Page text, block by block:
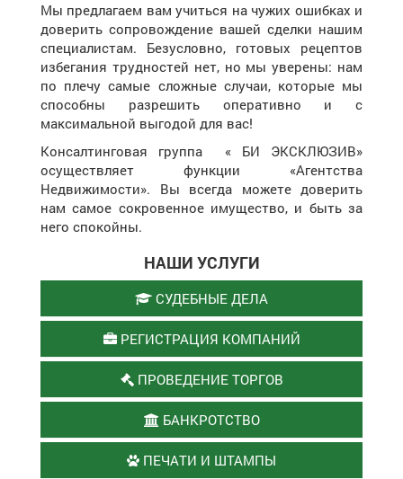
Мы предлагаем вам учиться на чужих ошибках и
доверить сопровождение вашей сделки нашим
специалистам. Безусловно, готовых рецептов
избегания трудностей нет, но мы уверены: нам
по плечу самые сложные случаи, которые мы
способны разрешить оперативно и с
максимальной выгодой для вас!
Консалтинговая группа « БИ ЭКСКЛЮЗИВ»
осуществляет функции «Агентства
Недвижимости». Вы всегда можете доверить
нам самое сокровенное имущество, и быть за
него спокойны.
НАШИ УСЛУГИ
СУДЕБНЫЕ ДЕЛА
РЕГИСТРАЦИЯ КОМПАНИЙ
ПРОВЕДЕНИЕ ТОРГОВ
БАНКРОТСТВО
ПЕЧАТИ И ШТАМПЫ